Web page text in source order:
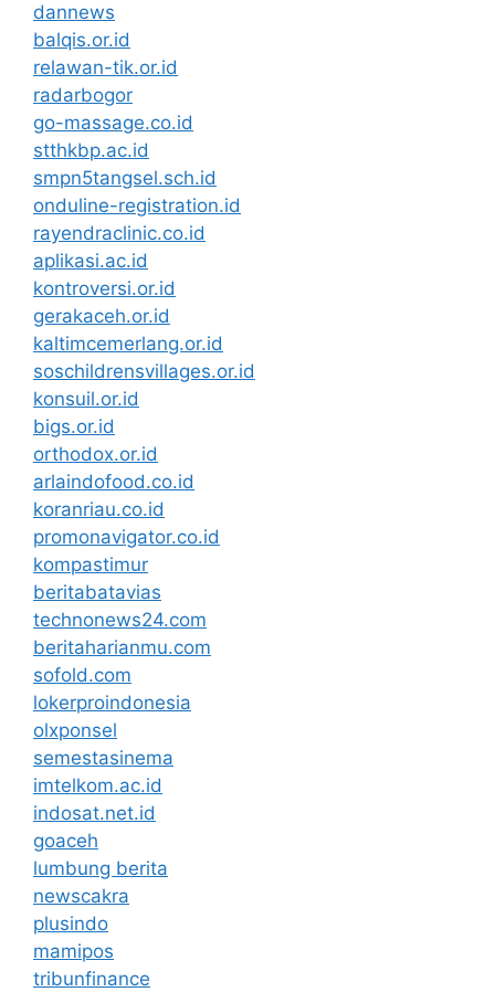
dannews
balqis.or.id
relawan-tik.or.id
radarbogor
go-massage.co.id
stthkbp.ac.id
smpn5tangsel.sch.id
onduline-registration.id
rayendraclinic.co.id
aplikasi.ac.id
kontroversi.or.id
gerakaceh.or.id
kaltimcemerlang.or.id
soschildrensvillages.or.id
konsuil.or.id
bigs.or.id
orthodox.or.id
arlaindofood.co.id
koranriau.co.id
promonavigator.co.id
kompastimur
beritabatavias
technonews24.com
beritaharianmu.com
sofold.com
lokerproindonesia
olxponsel
semestasinema
imtelkom.ac.id
indosat.net.id
goaceh
lumbung berita
newscakra
plusindo
mamipos
tribunfinance